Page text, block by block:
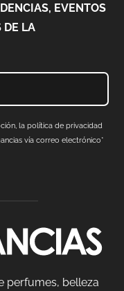
EVENTOS
DE LA
la política de privacidad
vía correo electrónico*
perfumes, belleza